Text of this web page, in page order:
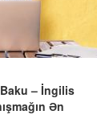
– İngilis
Ən